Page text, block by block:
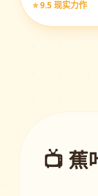
⭐ 9.5 现实力作
📺 蕉